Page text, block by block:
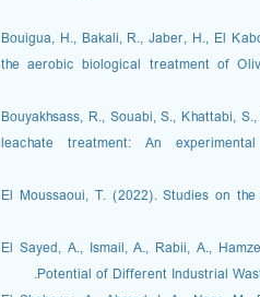
Bouigua, H., Bakali, R., Jaber, H., El
the aerobic biological treatment of
Bouyakhsass, R., Souabi, S., Khattabi,
leachate treatment: An
El Moussaoui, T. (2022). Studies on
El Sayed, A., Ismail, A., Rabii, A.,
Potential of Different Industrial